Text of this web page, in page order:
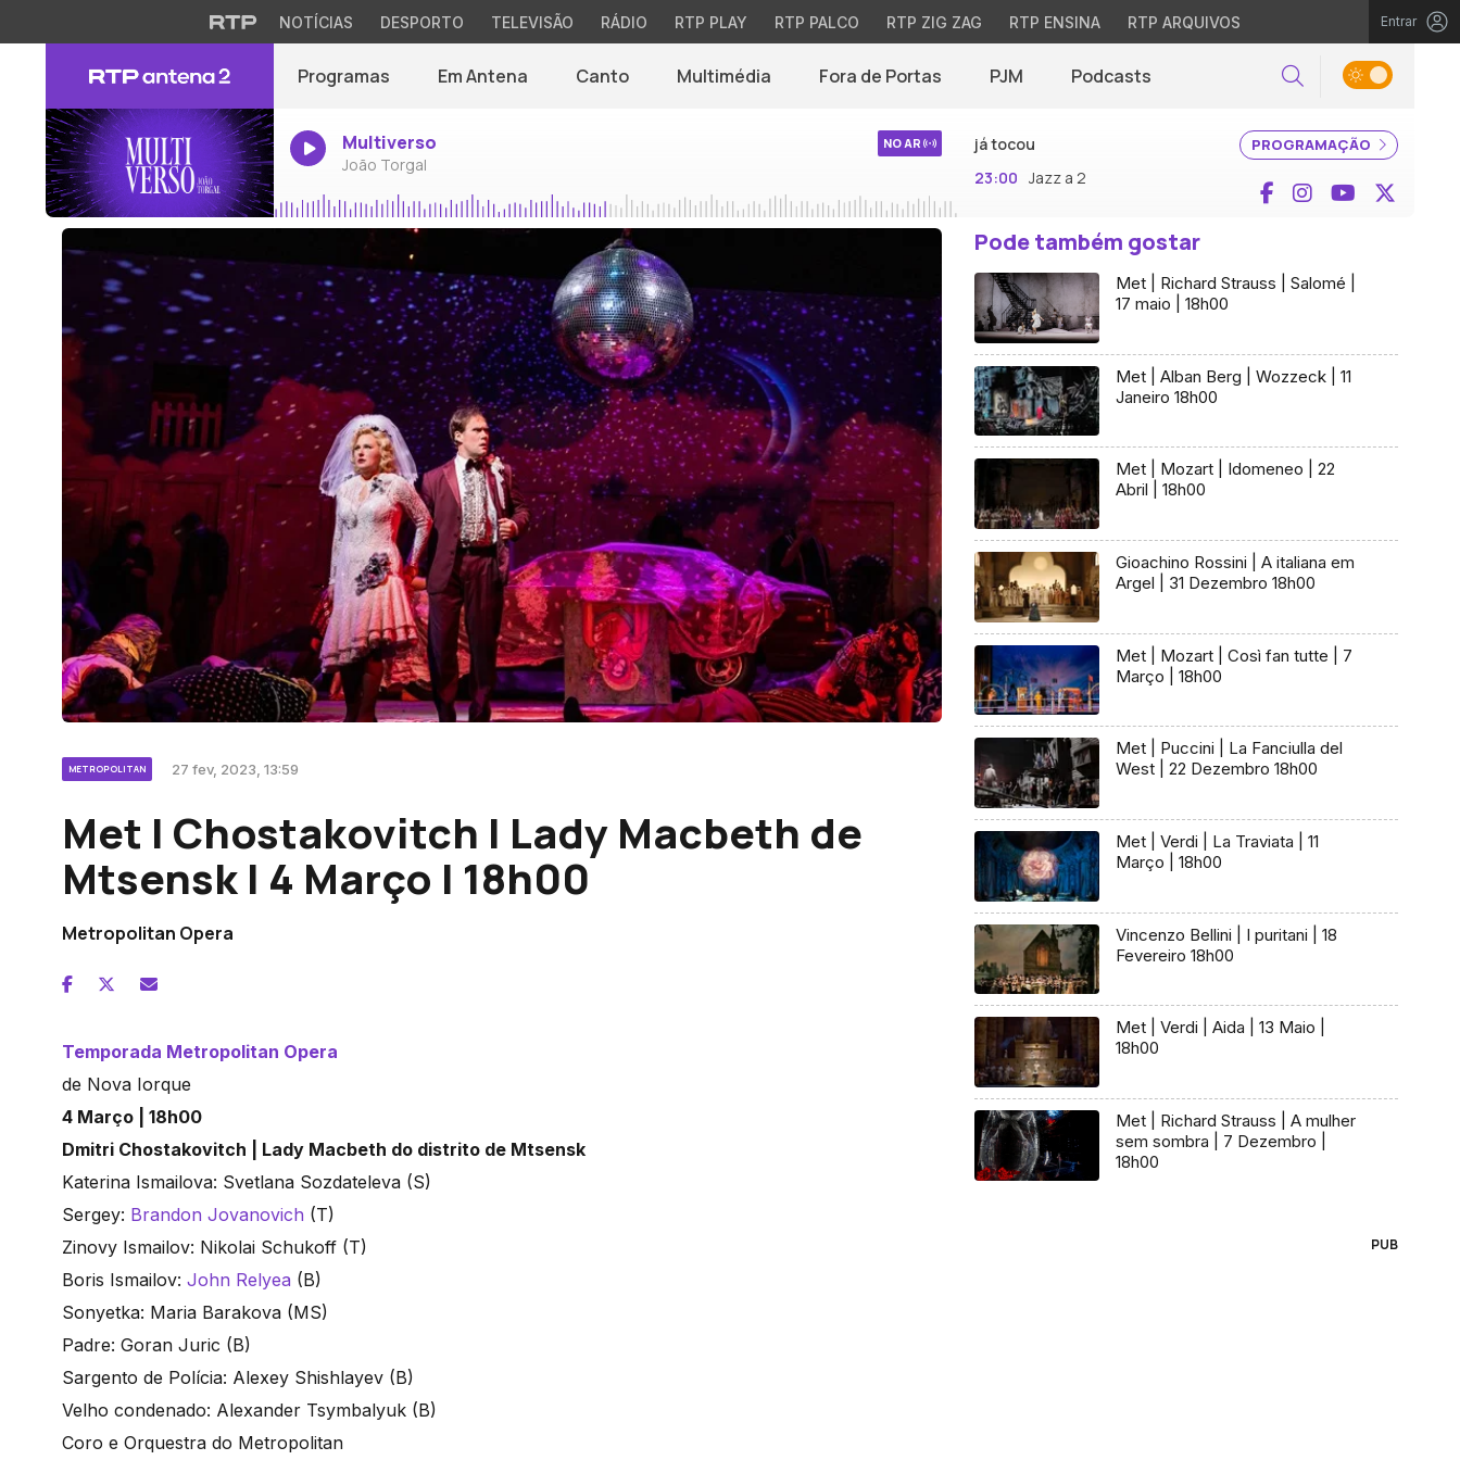
NOTÍCIAS DESPORTO TELEVISÃO RÁDIO RTP PLAY RTP PALCO RTP ZIG ZAG RTP ENSINA RTP ARQUIVOS Entrar
Programas Em Antena Canto Multimédia Fora de Portas PJM Podcasts Pesquisar
Multiverso
João Torgal
NO AR PROGRAMAÇÃO
já tocou
23:00 Jazz a 2 Facebook
InstagramYouTube
METROPOLITAN 27 fev, 2023, 13:59
Met | Chostakovitch | Lady Macbeth de
Mtsensk | 4 Março | 18h00
Metropolitan Opera
Temporada Metropolitan Opera
de Nova Iorque
4 Março | 18h00
Dmitri Chostakovitch | Lady Macbeth do distrito de Mtsensk
Katerina Ismailova: Svetlana Sozdateleva (S)
Sergey: Brandon Jovanovich (T)
Zinovy Ismailov: Nikolai Schukoff (T)
Boris Ismailov: John Relyea (B)
Sonyetka: Maria Barakova (MS)
Padre: Goran Juric (B)
Sargento de Polícia: Alexey Shishlayev (B)
Velho condenado: Alexander Tsymbalyuk (B)
Coro e Orquestra do Metropolitan
Pode também gostar
Met | Richard Strauss | Salomé |
17 maio | 18h00
Met | Alban Berg | Wozzeck | 11
Janeiro 18h00
Met | Mozart | Idomeneo | 22
Abril | 18h00
Gioachino Rossini | A italiana em
Argel | 31 Dezembro 18h00
Met | Mozart | Così fan tutte | 7
Março | 18h00
Met | Puccini | La Fanciulla del
West | 22 Dezembro 18h00
Met | Verdi | La Traviata | 11
Março | 18h00
Vincenzo Bellini | I puritani | 18
Fevereiro 18h00
Met | Verdi | Aida | 13 Maio |
18h00
Met | Richard Strauss | A mulher
sem sombra | 7 Dezembro |
18h00
PUB